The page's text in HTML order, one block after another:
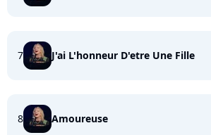
7 J'ai L'honneur D'etre Une Fille
8 Amoureuse